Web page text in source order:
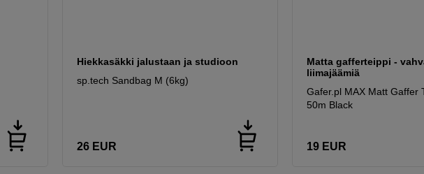
Hiekkasäkki jalustaan ja studioon
sp.tech Sandbag M (6kg)
26 EUR
Matta gafferteippi -
liimajäämiä
Gafer.pl MAX Matt Gaffer
50m Black
19 EUR